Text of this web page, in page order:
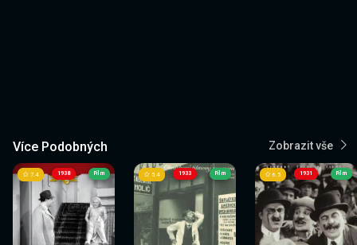
Více Podobných Zobrazit vše
1938
7.4 Film 1933
5.4 Film 1931
6.5 Film